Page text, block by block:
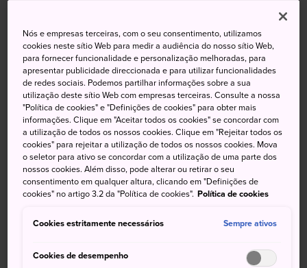
Levante cedo, coloque suas botas de borracha e participe
da visita guiada ao Mercado de Peixes de Kagoshima para
conhecer alguns dos peixes mais frescos já
experimentados.
Não perca
Uma verdadeira visita guiada por um vibrante
mercado de peixes com enorme seleção de
peixes da época
Nós e empresas terceiras, com o seu consentimento, utilizamos
cookies neste sítio Web para medir a audiência do nosso sítio Web,
para fornecer funcionalidade e personalização melhoradas, para
apresentar publicidade direccionada e para utilizar funcionalidades
de redes sociais. Podemos partilhar informações sobre a sua
utilização deste sítio Web com empresas terceiras. Consulte a nossa
"Política de cookies" e "Definições de cookies" para obter mais
informações. Clique em "Aceitar todos os cookies" se concordar com
a utilização de todos os nossos cookies. Clique em "Rejeitar todos os
cookies" para rejeitar a utilização de todos os nossos cookies. Mova
o seletor para ativo se concordar com a utilização de uma parte dos
nossos cookies. Além disso, pode alterar ou retirar o seu
consentimento em qualquer altura, clicando em "Definições de
cookies" no artigo 3.2 da "Política de cookies". Política de cookies
Cookies estritamente necessários Sempre ativos
Cookies de desempenho